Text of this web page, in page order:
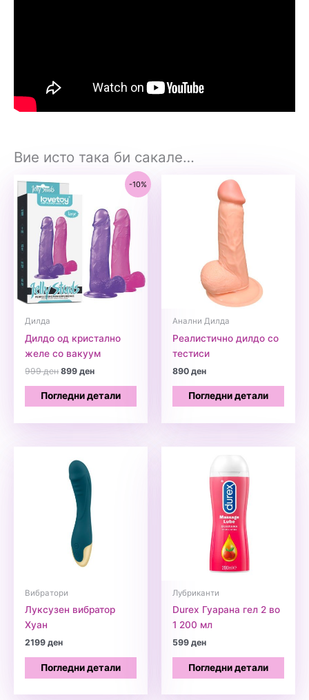
Вие исто така би сакале…
-10%
Дилда
Дилдо од кристално
желе со вакуум
999денOriginal
was:
999 ден.
899денCurrent
is:
899 ден.
Погледни детали
Анални Дилда
Реалистично дилдо со
тестиси
890ден
Погледни детали
Вибратори
Луксузен вибратор
Хуан
2199ден
Погледни детали
Лубриканти
Durex Гуарана гел 2 во
1 200 мл
599ден
Погледни детали